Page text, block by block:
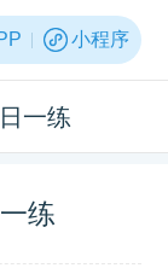
小程序
一练
练